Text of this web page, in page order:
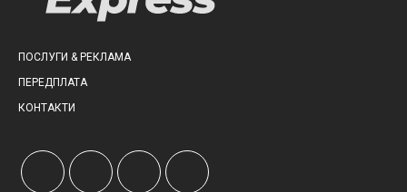
ПОСЛУГИ & РЕКЛАМА
ПЕРЕДПЛАТА
КОНТАКТИ